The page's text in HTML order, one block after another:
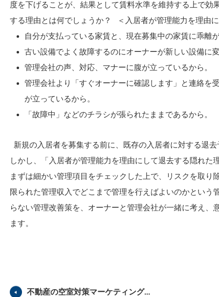
度を下げることが、結果として賃料水準を維持する上で
する理由とは何でしょうか？ ＜入居者が管理能力を理由
自分が支払っている家賃と、現在募集中の家賃に乖離
古い設備でよく故障するのにオーナーが新しい設備に
管理会社の声、対応、マナーに腹が立っているから。
管理会社より「すぐオーナーに確認します」と連絡を
が立っているから。
「故障中」などのチラシが張られたままであるから。
新規の入居者を募集する前に、既存の入居者に対する退
しかし、「入居者が管理能力を理由にして退去する隠れ
まずは細かい管理項目をチェックした上で、リスクを取
限られた管理収入でどこまで管理を行えばよいのかとい
らない管理改善策を、オーナーと管理会社が一緒に考え
ます。
不動産の空室対策マーケティング...